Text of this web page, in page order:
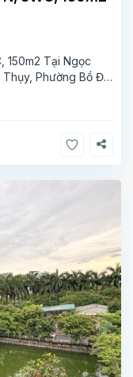
150m2 Tại Ngọc
Phường Bồ Đề,
với diện tích